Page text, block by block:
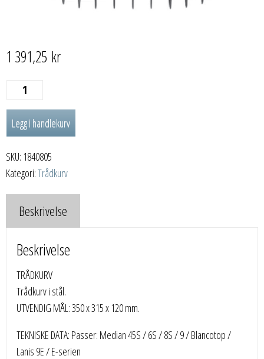
1 391,25 kr
TRÅDKURV
antall
Legg i handlekurv
SKU: 1840805
Kategori:Trådkurv
Beskrivelse
Beskrivelse
TRÅDKURV
Trådkurv i stål.
UTVENDIG MÅL: 350 x 315 x 120 mm.
TEKNISKE DATA: Passer: Median 45S / 6S / 8S / 9 / Blancotop /
Lanis 9E / E-serien